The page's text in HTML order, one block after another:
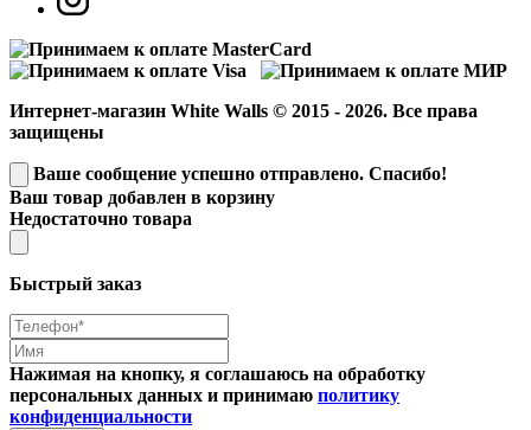
Интернет-магазин White Walls © 2015 - 2026. Все права
защищены
Ваше сообщение успешно отправлено. Спасибо!
Ваш товар добавлен в корзину
Недостаточно товара
Быстрый заказ
Нажимая на кнопку, я соглашаюсь на обработку
персональных данных и принимаю политику
конфиденциальности